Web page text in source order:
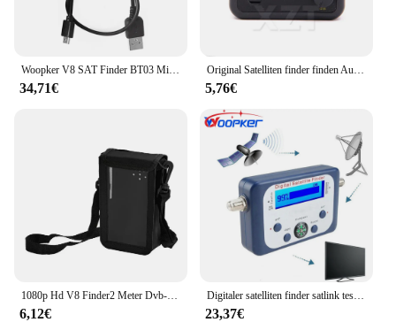
Woopker V8 SAT Finder BT03 Mini Satfinder Bluetooth DVB S / S2 Digitale Signal Satellite Empfänger
34,71€
Original Satelliten finder finden Ausrichtung Signal messer Rezeptor für Sat Dish TV lnb Direct Digital TV Signal verstärker Sat Finder
5,76€
1080p Hd V8 Finder2 Meter Dvb-s/s2 Digital Satellite Finder Typ-c Wiederaufladbare Signal Empfänger
6,12€
Digitaler satelliten finder satlink tester meter tv signal empfänger sat finder mit kompass und lcd display fta dvb s2
23,37€